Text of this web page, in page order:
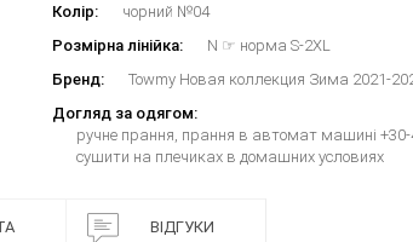
Колір:
чорний №04
Розмірна лінійка:
N ☞ норма S-2XL
Бренд:
Towmy Новая коллекция Зима 2021-
Догляд за одягом:
ручне прання, прання в автомат машині +30-
сушити на плечиках в домашних условиях
ВІДГУКИ